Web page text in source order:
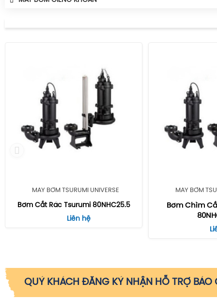
MÁY BƠM TSURUMI UNIVERSE
Bơm Cắt Rác Tsurumi 80NHC25.5
Liên hệ
MÁY BƠM
Bơm Chìm
QUÝ KHÁCH ĐĂNG KÝ NHẬN HỖ TRỢ BÁO